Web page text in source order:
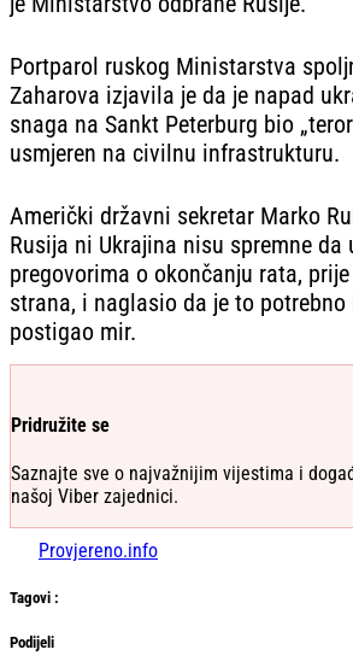
Portparol ruskog Ministarstva
Zaharova izjavila je da je napad
snaga na Sankt Peterburg bio
usmjeren na civilnu infrastrukturu.
Američki državni sekretar Marko
Rusija ni Ukrajina nisu spremne da
pregovorima o okončanju rata,
strana, i naglasio da je to potrebno
postigao mir.
Pridružite se
Saznajte sve o najvažnijim vijestima i
našoj Viber zajednici.
Provjereno.info
Tagovi :
Podijeli